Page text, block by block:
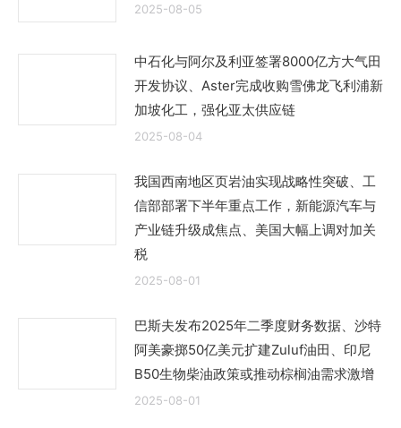
2025-08-05
中石化与阿尔及利亚签署8000亿方大气田
开发协议、Aster完成收购雪佛龙飞利浦新
加坡化工，强化亚太供应链
2025-08-04
我国西南地区页岩油实现战略性突破、工
信部部署下半年重点工作，新能源汽车与
产业链升级成焦点、美国大幅上调对加关
税
2025-08-01
巴斯夫发布2025年二季度财务数据、沙特
阿美豪掷50亿美元扩建Zuluf油田、印尼
B50生物柴油政策或推动棕榈油需求激增
2025-08-01